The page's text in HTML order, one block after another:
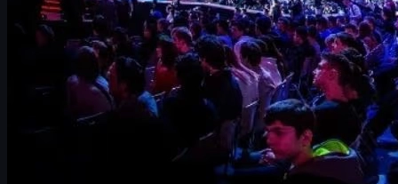
device y más).
El equipo que domina CS2 actualmente.
Información clara sobre el estado actual de s1mple.
Cómo complementar tu experiencia competitiva
skinssin arruinar tu banca.
¿Quién es el mejor jugador de CS2 ahora mismo?
A día de hoy, la mayoría de analistas coincide en que el nombre
mejor jugador de CS2esMathieu
. El francés ha conseguido trasladar casi intacto